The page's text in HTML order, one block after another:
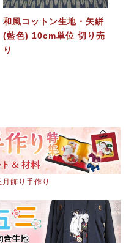
和風コットン生地・矢絣
(藍色) 10cm単位 切り売
り
飾り手作り